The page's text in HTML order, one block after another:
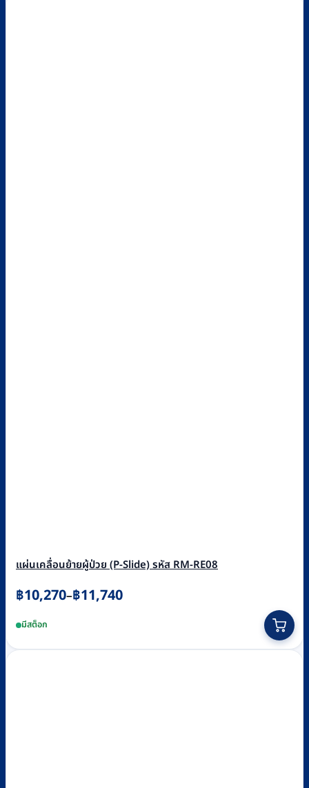
แผ่นเคลื่อนย้ายผู้ป่วย (P-Slide) รหัส RM-RE08
฿10,270–฿11,740
Price
฿10,270
through
มีสต็อก
product
has